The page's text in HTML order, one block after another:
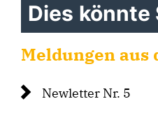
Dies könnte
Meldungen aus
Newletter Nr. 5